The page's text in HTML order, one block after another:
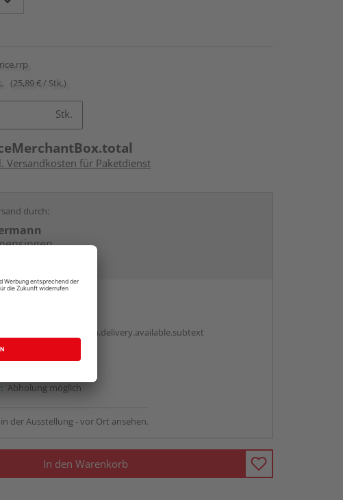
(25,89 € / Stk.)
Stk.
Versandkosten für Paketdienst
durch:
Abholung möglich
der Ausstellung - vor Ort ansehen.
In den Warenkorb